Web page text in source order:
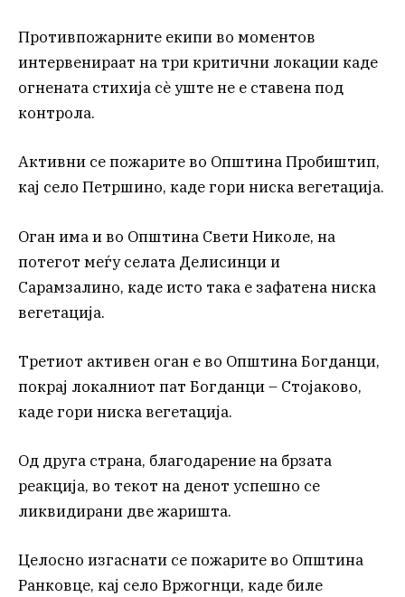
Противпожарните екипи во моментов
интервенираат на три критични локации каде
огнената стихија сè уште не е ставена под
контрола.
Активни се пожарите во Општина Пробиштип,
кај село Петршино, каде гори ниска вегетација.
Оган има и во Општина Свети Николе, на
потегот меѓу селата Делисинци и
Сарамзалино, каде исто така е зафатена ниска
вегетација.
Третиот активен оган е во Општина Богданци,
покрај локалниот пат Богданци – Стојаково,
каде гори ниска вегетација.
Од друга страна, благодарение на брзата
реакција, во текот на денот успешно се
ликвидирани две жаришта.
Целосно изгаснати се пожарите во Општина
Ранковце, кај село Вржогнци, каде биле